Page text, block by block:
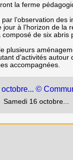
la ferme
l’observation des
à l’horizon de la
de six abris
plusieurs
d’activités
accompagnées.
Samedi 16 octobre...